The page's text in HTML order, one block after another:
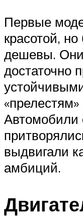
Первые
красотой,
дешевы.
достаточно
Автомобили
выдвигали
амбиций.